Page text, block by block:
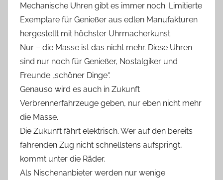
Mechanische Uhren gibt es immer noch. Limitierte
Exemplare für Genießer aus edlen Manufakturen
hergestellt mit höchster Uhrmacherkunst.
Nur – die Masse ist das nicht mehr. Diese Uhren
sind nur noch für Genießer, Nostalgiker und
Freunde „schöner Dinge“.
Genauso wird es auch in Zukunft
Verbrennerfahrzeuge geben, nur eben nicht mehr
die Masse.
Die Zukunft fährt elektrisch. Wer auf den bereits
fahrenden Zug nicht schnellstens aufspringt,
kommt unter die Räder.
Als Nischenanbieter werden nur wenige